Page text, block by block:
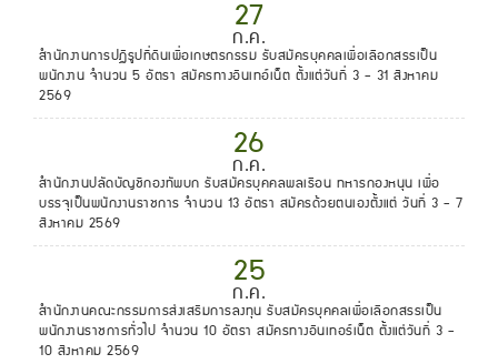
27
ก.ค.
สำนักงานการปฏิรูปที่ดินเพื่อเกษตรกรรม รับสมัครบุคคลเพื่อเลือกสรรเป็น
พนักงาน จำนวน 5 อัตรา สมัครทางอินเทอ์เน็ต ตั้งแต่วันที่ 3 - 31 สิงหาคม
2569
26
ก.ค.
สำนักงานปลัดบัญชีกองทัพบก รับสมัครบุคคลพลเรือน ทหารกองหนุน เพื่อ
บรรจุเป็นพนักงานราชการ จำนวน 13 อัตรา สมัครด้วยตนเองตั้งแต่ วันที่ 3 - 7
สิงหาคม 2569
25
ก.ค.
สำนักงานคณะกรรมการส่งเสริมการลงทุน รับสมัครบุคคลเพื่อเลือกสรรเป็น
พนักงานราชการทั่วไป จำนวน 10 อัตรา สมัครทางอินเทอร์เน็ต ตั้งแต่วันที่ 3 -
10 สิงหาคม 2569